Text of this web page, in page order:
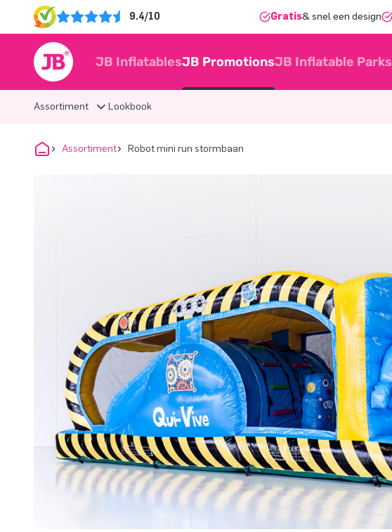
9.4/10 Gratis& snel een design
JB InflatablesJB PromotionsJB Inflatable Parks
Assortiment Lookbook
Assortiment Robot mini run stormbaan